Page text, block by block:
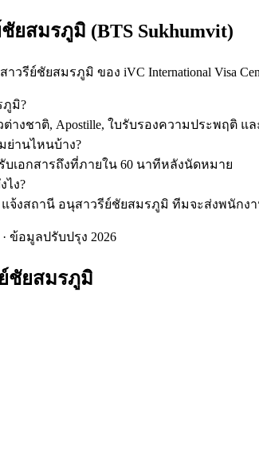
ยสมรภูมิ (BTS Sukhumvit)
วรีย์ชัยสมรภูมิ ของ iVC International Visa
ภูมิ?
ต่างชาติ, Apostille, ใบรับรองความประพฤ
านไหนบ้าง?
บเอกสารถึงที่ภายใน 60 นาทีหลังนัดหมาย
ไง?
แจ้งสถานี อนุสาวรีย์ชัยสมรภูมิ ทีมจะส่งพนักง
· ข้อมูลปรับปรุง 2026
ชัยสมรภูมิ